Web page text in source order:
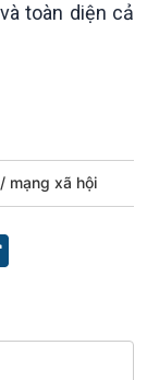
nhật
toàn diện cả
mạng xã hội